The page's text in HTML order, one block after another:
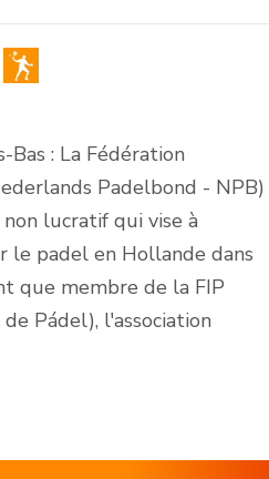
Bas : La Fédération
Padelbond - NPB)
lucratif qui vise à
le padel en Hollande dans
que membre de la FIP
Pádel), l'association